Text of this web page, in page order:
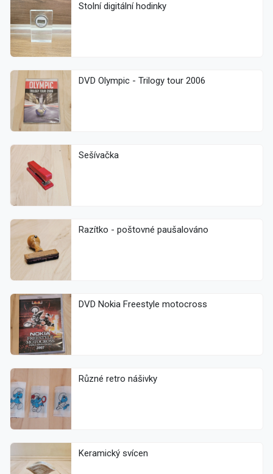
Stolní digitální hodinky
DVD Olympic - Trilogy tour 2006
Sešívačka
Razítko - poštovné paušalováno
DVD Nokia Freestyle motocross
Různé retro nášivky
Keramický svícen